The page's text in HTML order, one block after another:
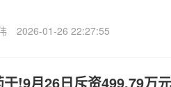
2026-01-26 22:27:55
于!9月26日斥资499.79万